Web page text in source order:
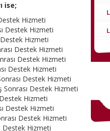
ise;
Hizmeti
Destek Hizmeti
Hizmeti
Destek Hizmeti
Destek Hizmeti
Destek Hizmeti
Destek Hizmeti
Sonrası Destek Hizmeti
Hizmeti
Destek Hizmeti
Destek Hizmeti
Destek Hizmeti